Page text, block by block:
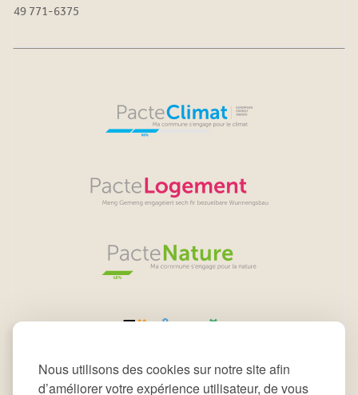
Nous utilisons des cookies sur notre site afin
d’améliorer votre expérience utilisateur, de vous
49 771-6375